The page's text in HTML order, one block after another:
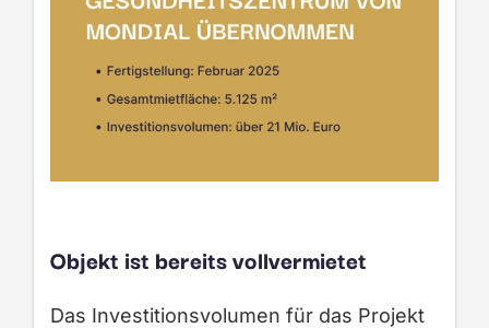
Objekt ist bereits vollvermietet
Das Investitionsvolumen für das Projekt